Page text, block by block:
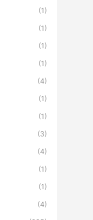
(1)
(1)
(1)
(1)
(4)
(1)
(1)
(3)
(4)
(1)
(1)
(4)